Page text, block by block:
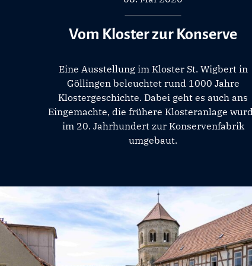
Vom Kloster zur Konserve
Eine Ausstellung im Kloster St. Wigbert in
Göllingen beleuchtet rund 1000 Jahre
Klostergeschichte. Dabei geht es auch ans
Eingemachte, die frühere Klosteranlage
im 20. Jahrhundert zur Konservenfabrik
umgebaut.